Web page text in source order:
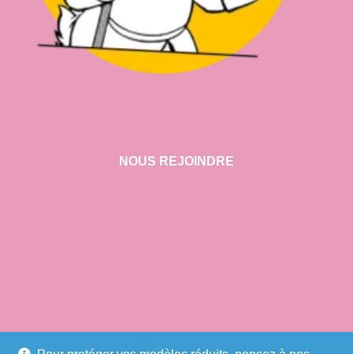
NOUS REJOINDRE